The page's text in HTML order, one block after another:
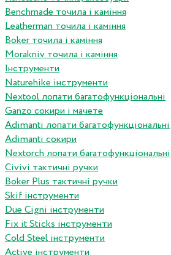
Benchmade точила і каміння
Leatherman точила і каміння
Boker точила і каміння
Morakniv точила і каміння
Інструменти
Naturehike інструменти
Nextool лопати багатофункціональні
Ganzo сокири і мачете
Adimanti лопати багатофункціональні
Adimanti сокири
Nextorch лопати багатофункціональні
Сivivi тактичні ручки
Boker Plus тактичні ручки
Skif інструменти
Due Cigni інструменти
Fix it Sticks інструменти
Сold Steel інструменти